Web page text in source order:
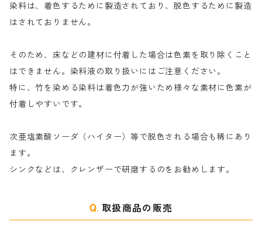
ナ行
ハ行
マ行
粉末顔料
綿・麻を染める染料
絹・羊毛を染める染料
染料は、着色するために製造されており、脱色するために製造
はされておりません。
そのため、床などの建材に付着した場合は色素を取り除くこと
はできません。染料液の取り扱いにはご注意ください。
特に、竹を染める染料は着色力が強いため様々な素材に色素が
付着しやすいです。
次亜塩素酸ソーダ（ハイター）等で脱色される場合も稀にあり
ます。
シンクなどは、クレンザーで研磨するのをお勧めします。
取扱商品の販売